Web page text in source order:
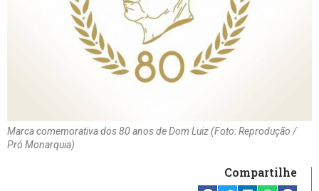
Marca comemorativa dos 80 anos de Dom Luiz (Foto: Reprodução /
Pró Monarquia)
Compartilhe